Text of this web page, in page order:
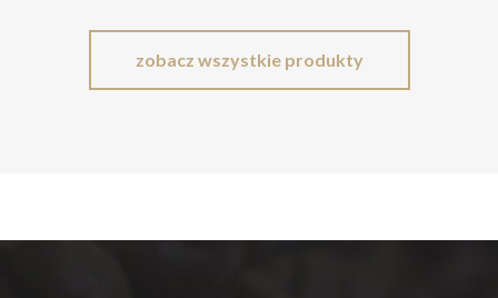
zobacz wszystkie produkty